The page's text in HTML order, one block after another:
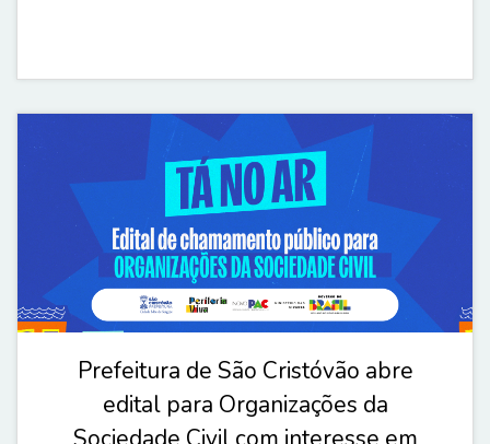
Prefeitura de São Cristóvão abre
edital para Organizações da